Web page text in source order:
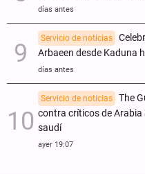
días antes
Servicio de noticias
Arbaeen desde Kaduna
días antes
Servicio de noticias
The
contra críticos de Arabia
saudí
ayer 19:07